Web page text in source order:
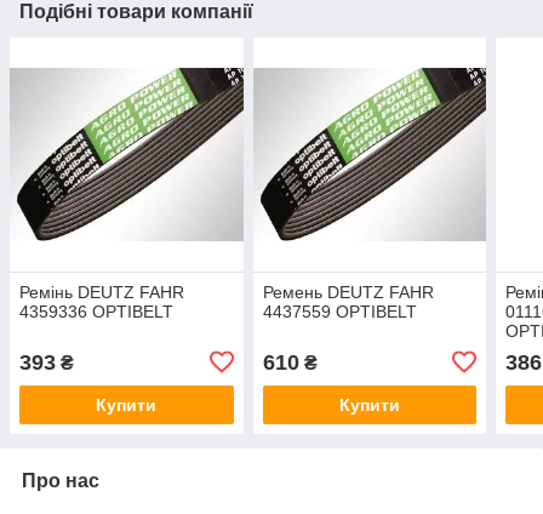
Подібні товари компанії
Ремінь DEUTZ FAHR
4359336 OPTIBELT
393 ₴
Купити
Ремень DEUTZ FAHR
4437559 OPTIBELT
610₴
Купити
386
Про нас